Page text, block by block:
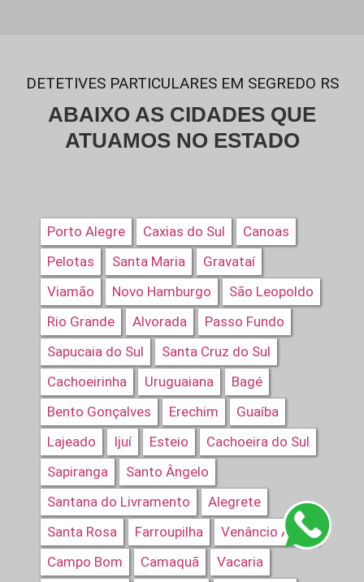
DETETIVES PARTICULARES EM SEGREDO RS
ABAIXO AS CIDADES QUE
ATUAMOS NO ESTADO
Porto Alegre Caxias do Sul
Canoas
Pelotas
Santa Maria
Gravataí
Viamão
Novo Hamburgo
São Leopoldo
Rio Grande
Alvorada
Passo Fundo
Sapucaia do Sul
Santa Cruz do Sul
Cachoeirinha
Uruguaiana
Bagé
Bento Gonçalves
Erechim
Guaíba
Lajeado
Ijuí Esteio
Cachoeira do Sul
Sapiranga
Santo Ângelo
Santana do Livramento
Alegrete
Santa Rosa
Farroupilha
Venâncio Aires
Campo Bom
Camaquã Vacaria